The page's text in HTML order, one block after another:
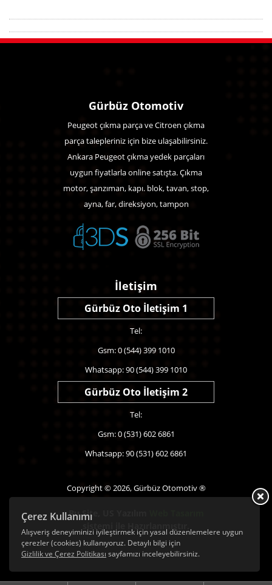
Çerez Kullanımı
Alışveriş deneyiminizi iyileştirmek için yasal düzenlemelere uygun
çerezler (cookies) kullanıyoruz. Detaylı bilgi için
Gizlilik ve Çerez Politikası sayfamızı inceleyebilirsiniz.
Gürbüz Otomotiv
Peugeot çıkma parça ve Citroen çıkma
parça talepleriniz için bize ulaşabilirsiniz.
Ankara Peugeot çıkma yedek parçaları
uygun fiyatlarla online satışta. Çıkma
motor, şanzıman, kapı. blok, tavan, stop,
ayna, far, direksiyon, tampon
İletişim
Gürbüz Oto İletişim 1
Tel:
Gsm: 0 (544) 399 1010
Whatsapp: 90 (544) 399 1010
Gürbüz Oto İletişim 2
Tel:
Gsm: 0 (531) 602 6861
Whatsapp: 90 (531) 602 6861
Copyright © 2026, Gürbüz Otomotiv ®
Bu Site,